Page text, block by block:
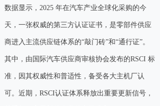
数据显示，2025 年在汽车产业全球化采购的今
天，一张权威的第三方认证证书，是零部件供应
商进入主流供应链体系的“敲门砖”和“通行证”。
其中，由国际汽车供应商审核协会发布的RSCI 标
准，因其权威性和普适性，备受各大主机厂认
可。近期，RSCI认证体系释放出重要更新信号，